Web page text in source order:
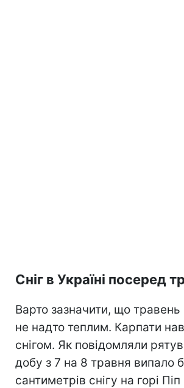
Сніг в Україні посеред
Варто зазначити, що травень
не надто теплим. Карпати
снігом. Як повідомляли
добу з 7 на 8 травня випало
сантиметрів снігу на горі Піп